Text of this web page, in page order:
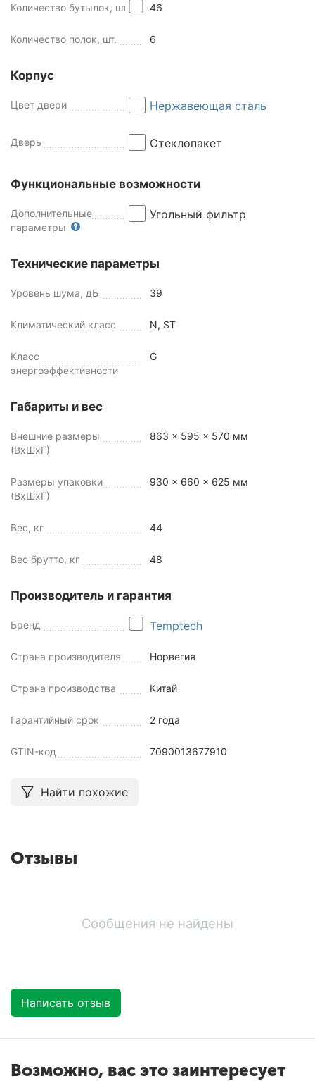
Количество бутылок, шт 46
Количество полок, шт. 6
Корпус
Цвет двери Нержавеющая сталь
Дверь Стеклопакет
Функциональные возможности
Дополнительные
параметры
Угольный фильтр
Технические параметры
Уровень шума, дБ 39
Климатический класс N, ST
Класс
энергоэффективности
G
Габариты и вес
Внешние размеры
(ВхШхГ)
863 x 595 x 570 мм
Размеры упаковки
(ВхШхГ)
930 x 660 x 625 мм
Вес, кг 44
Вес брутто, кг 48
Производитель и гарантия
Бренд Temptech
Страна производителя Норвегия
Страна производства Китай
Гарантийный срок 2 года
GTIN-код 7090013677910
Найти похожие
Отзывы
Сообщения не найдены
Написать отзыв
Возможно, вас это заинтересует